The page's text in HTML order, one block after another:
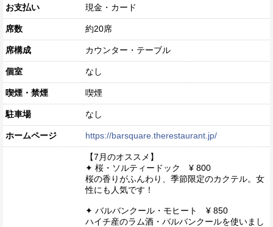
お支払い 現金・カード
席数 約20席
席構成 カウンター・テーブル
個室 なし
喫煙・禁煙 喫煙
駐車場 なし
ホームページ https://barsquare.therestaurant.jp/
【7月のオススメ】
✦ 桜・ソルティードック ¥ 800
桜の香りがふんわり、季節限定のカクテル。女
性にも人気です！
✦ バルバンクール・モヒート ¥ 850
ハイチ産のラム酒・バルバンクールを使いまし